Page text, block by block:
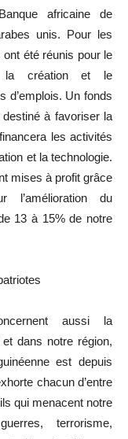
africaine de
unis. Pour les
été réunis pour le
la création et le
d’emplois. Un fonds
à favoriser la
les activités
et la technologie.
mises à profit grâce
l’amélioration du
13 à 15% de notre
aussi la
dans notre région,
est depuis
chacun d’entre
qui menacent notre
terrorisme,